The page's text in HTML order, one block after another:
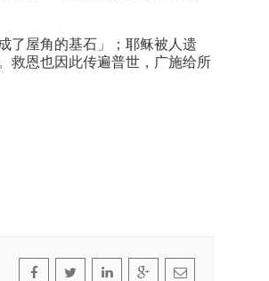
了屋角的基石」；耶稣被人遗
救恩也因此传遍普世，广施给所